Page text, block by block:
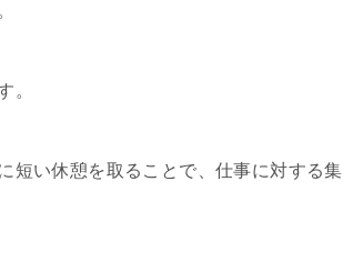
。
短い休憩を取ることで、仕事に対する集